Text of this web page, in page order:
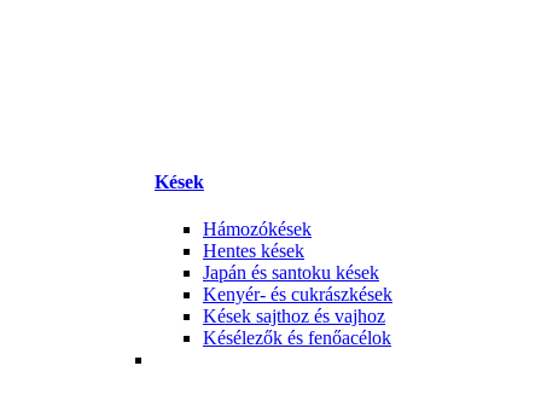
Kések
Hámozókések
Hentes kések
Japán és santoku kések
Kenyér- és cukrászkések
Kések sajthoz és vajhoz
Késélezők és fenőacélok